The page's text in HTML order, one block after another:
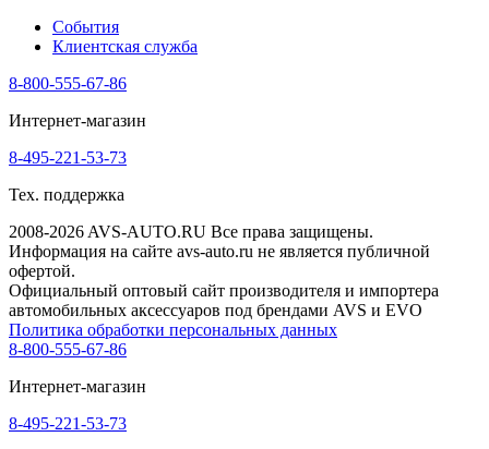
События
Клиентская служба
8-800-555-67-86
Интернет-магазин
8-495-221-53-73
Тех. поддержка
2008-2026 AVS-AUTO.RU Все права защищены.
Информация на сайте avs-auto.ru не является публичной
офертой.
Официальный оптовый сайт производителя и импортера
автомобильных аксессуаров под брендами AVS и EVO
Политика обработки персональных данных
8-800-555-67-86
Интернет-магазин
8-495-221-53-73